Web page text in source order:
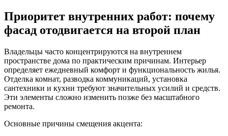
Приоритет внутренних работ: почему
фасад отодвигается на второй план
Владельцы часто концентрируются на внутреннем
пространстве дома по практическим причинам. Интерьер
определяет ежедневный комфорт и функциональность жилья.
Отделка комнат, разводка коммуникаций, установка
сантехники и кухни требуют значительных усилий и средств.
Эти элементы сложно изменить позже без масштабного
ремонта.
Основные причины смещения акцента: